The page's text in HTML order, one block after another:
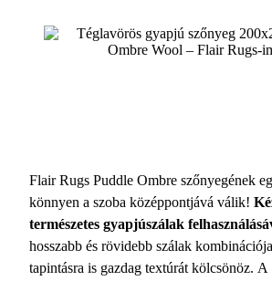
Flair Rugs Puddle Ombre szőnyegének
könnyen a szoba középpontjává válik!
természetes gyapjúszálak
hosszabb és rövidebb szálak
tapintásra is gazdag textúrát kölcsönöz. A